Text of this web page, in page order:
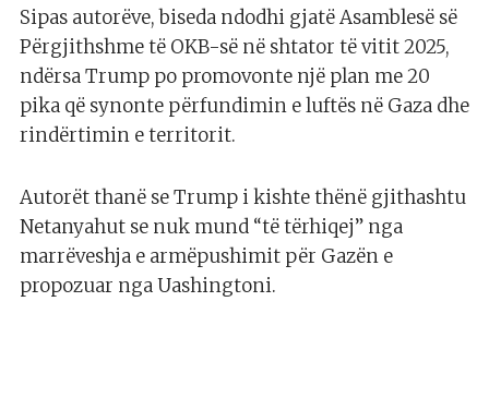
Sipas autorëve, biseda ndodhi gjatë Asamblesë së
Përgjithshme të OKB-së në shtator të vitit 2025,
ndërsa Trump po promovonte një plan me 20
pika që synonte përfundimin e luftës në Gaza dhe
rindërtimin e territorit.
Autorët thanë se Trump i kishte thënë gjithashtu
Netanyahut se nuk mund “të tërhiqej” nga
marrëveshja e armëpushimit për Gazën e
propozuar nga Uashingtoni.